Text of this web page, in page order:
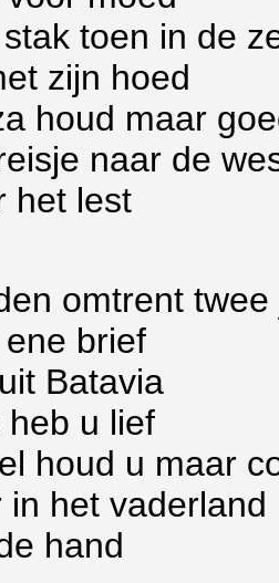
toen in de
zijn hoed
houd maar
naar de
het lest
omtrent twee
brief
Batavia
heb u lief
houd u maar
in het vaderland
hand